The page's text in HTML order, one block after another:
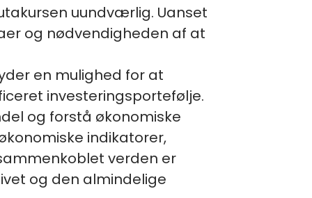
uundværlig. Uanset
og nødvendigheden af at
en mulighed for at
investeringsportefølje.
og forstå økonomiske
indikatorer,
verden er
og den almindelige